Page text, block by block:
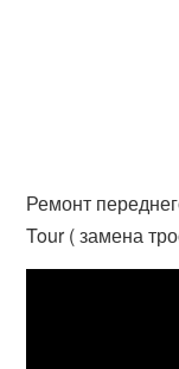
Ремонт
Tour ( замена